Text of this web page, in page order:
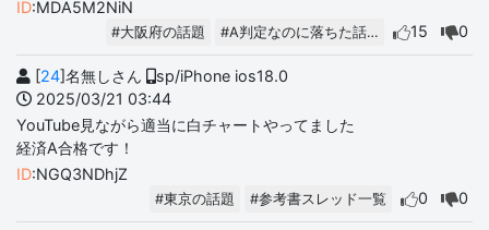
ID:MDA5M2NiN
#大阪府の話題 #A判定なのに落ちた話… 15 0
[24]名無しさん
sp/iPhone ios18.0
2025/03/21 03:44
YouTube見ながら適当に白チャートやってました
経済A合格です！
ID:NGQ3NDhjZ
#東京の話題 #参考書スレッド一覧 0 0